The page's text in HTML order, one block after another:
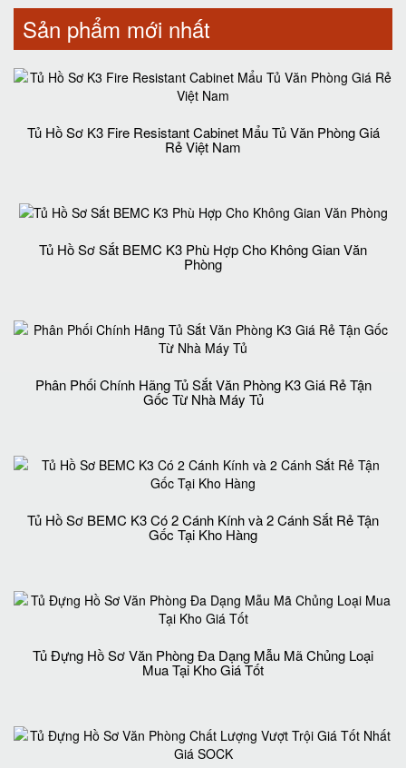
Sản phẩm mới nhất
Tủ Hồ Sơ K3 Fire Resistant Cabinet Mẩu Tủ Văn Phòng Giá
Rẻ Việt Nam
Tủ Hồ Sơ Sắt BEMC K3 Phù Hợp Cho Không Gian Văn
Phòng
Phân Phối Chính Hãng Tủ Sắt Văn Phòng K3 Giá Rẻ Tận
Gốc Từ Nhà Máy Tủ
Tủ Hồ Sơ BEMC K3 Có 2 Cánh Kính và 2 Cánh Sắt Rẻ Tận
Gốc Tại Kho Hàng
Tủ Đựng Hồ Sơ Văn Phòng Đa Dạng Mẫu Mã Chủng Loại
Mua Tại Kho Giá Tốt